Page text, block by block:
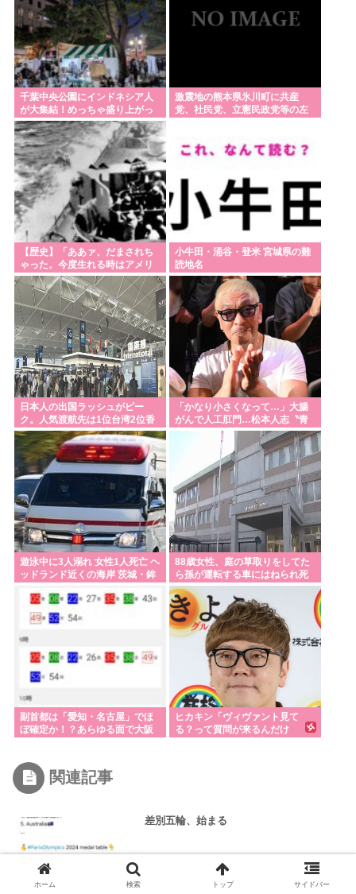
千葉中央公園にインドネシア人
が大集結！めっちゃ盛り上がっ
てる
激震地の熊本県氷川町に共産
党、社民党、立憲民政党等の左
【歴史】「ああァ、だまされち
ゃった。今度生れる時はアメリ
カへ生れるぞ」 22歳で戦死した
特攻隊員が出撃前の日記に残し
た”本音”
小牛田・涌谷・登米 宮城県の難
読地名
日本人の出国ラッシュがピー
ク。人気渡航先は1位台湾2位香
港 3位韓国
「かなり小さくなって…」大腸
がんで人工肛門…松本人志〝青
森訪問〟姿に心配の声続々
遊泳中に3人溺れ 女性1人死亡 ヘ
ッドランド近くの海岸 茨城・鉾
88歳女性、庭の草取りをしてた
ら孫が運転する車にはねられ死
亡
副首都は「愛知・名古屋」でほ
ぼ確定か！？あらゆる面で大阪
ヒカキン「ヴィヴァント見て
る？って質問が来るんだけ
関連記事
差別五輪、始まる
ホーム 検索 トップ サイドバー